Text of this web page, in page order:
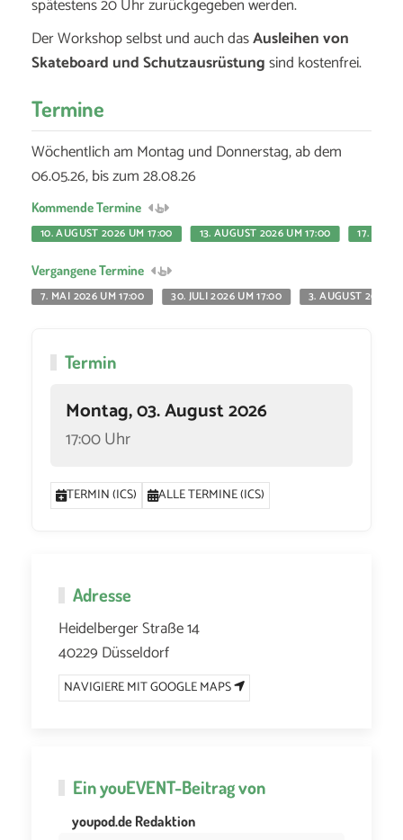
Der Workshop selbst und auch dasAusleihen von
Skateboard und Schutzausrüstungsind kostenfrei.
Termine
Wöchentlich am Montag und Donnerstag, ab dem
06.05.26, bis zum 28.08.26
Kommende Termine
10. AUGUST 2026 UM 17:00
13. AUGUST 2026 UM 17:00 17.
Vergangene Termine
7. MAI 2026 UM 17:00
30. JULI 2026 UM 17:00 3. AUGUST 2026
Termin
Montag, 03. August 2026
17:00 Uhr
TERMIN (ICS) ALLE TERMINE (ICS)
Adresse
Heidelberger Straße 14
40229 Düsseldorf
NAVIGIERE MIT GOOGLE MAPS
EinyouEVENT-Beitrag von
youpod.de Redaktion